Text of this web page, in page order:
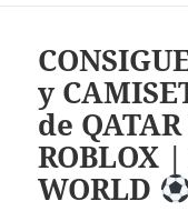
y
de
ROBLOX
WORLD